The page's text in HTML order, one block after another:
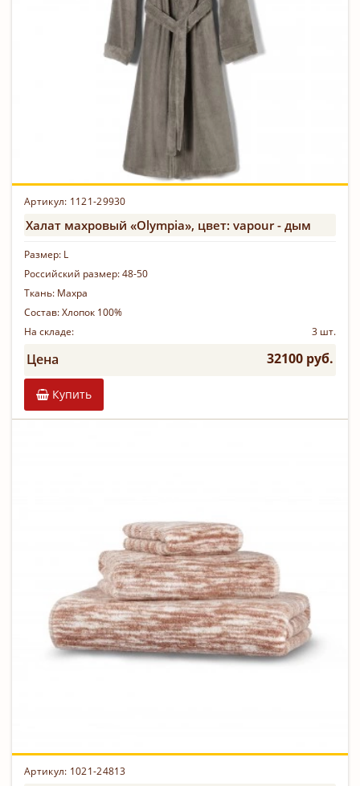
Артикул: 1121-29930
Халат махровый «Olympia», цвет: vapour - дым
Размер: L
Российский размер:48-50
Ткань: Махра
Состав:Хлопок 100%
На складе:
3 шт.
Цена 32100 руб.
Купить
Артикул: 1021-24813